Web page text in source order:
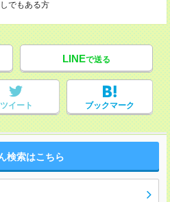
でもある方
LINEで送る
ツイート ブックマーク
検索はこちら